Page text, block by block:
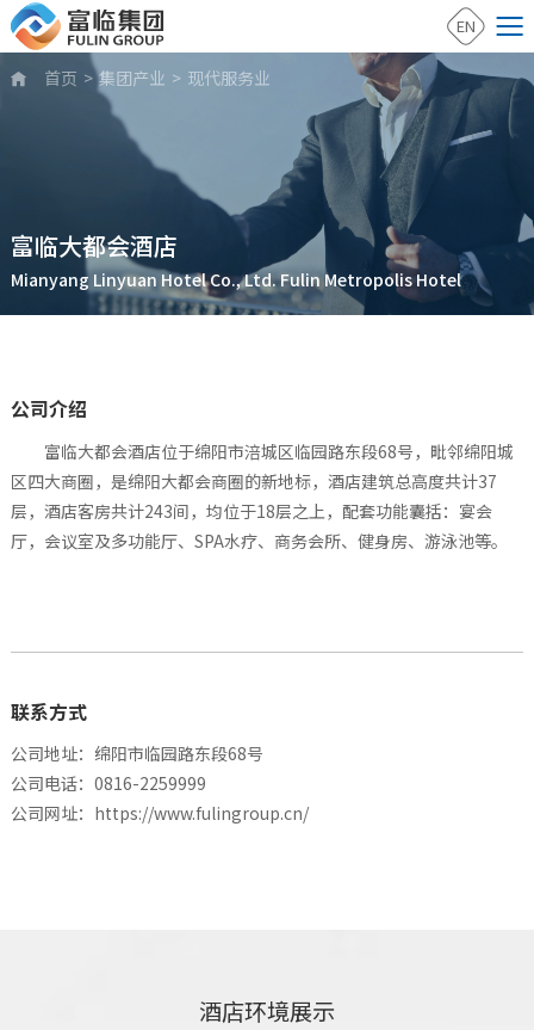
EN
 首页 > 集团产业 > 现代服务业
富临大都会酒店
Mianyang Linyuan Hotel Co., Ltd. Fulin Metropolis Hotel
公司介绍
富临大都会酒店位于绵阳市涪城区临园路东段68号，毗邻绵阳城
区四大商圈，是绵阳大都会商圈的新地标，酒店建筑总高度共计37
层，酒店客房共计243间，均位于18层之上，配套功能囊括：宴会
厅，会议室及多功能厅、SPA水疗、商务会所、健身房、游泳池等。
联系方式
公司地址： 绵阳市临园路东段68号
公司电话：0816-2259999
公司网址： https://www.fulingroup.cn/
酒店环境展示